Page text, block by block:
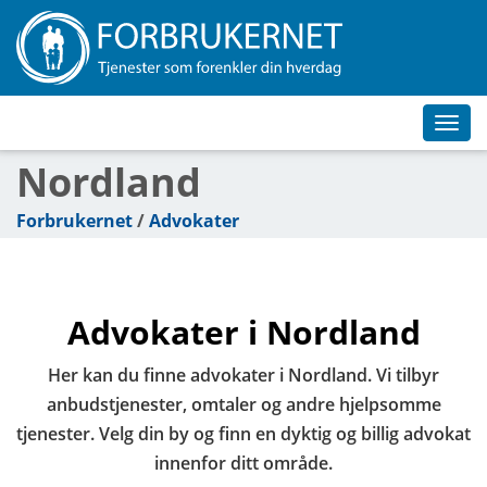
Nordland
Forbrukernet/Advokater
Advokater i Nordland
Her kan du finne advokater i Nordland. Vi tilbyr
anbudstjenester, omtaler og andre hjelpsomme
tjenester. Velg din by og finn en dyktig og billig advokat
innenfor ditt område.